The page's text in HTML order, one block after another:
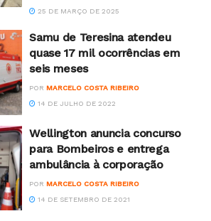
25 DE MARÇO DE 2025
Samu de Teresina atendeu
quase 17 mil ocorrências em
seis meses
POR MARCELO COSTA RIBEIRO
14 DE JULHO DE 2022
Wellington anuncia concurso
para Bombeiros e entrega
ambulância à corporação
POR MARCELO COSTA RIBEIRO
14 DE SETEMBRO DE 2021